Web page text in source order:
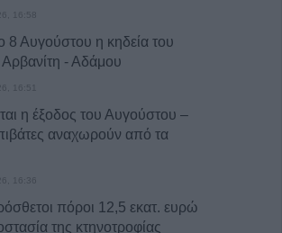
16:58
8 Αυγούστου η κηδεία του
- Αδάμου
16:51
η έξοδος του Αυγούστου –
αναχωρούν από τα
16:36
πόροι 12,5 εκατ. ευρώ
της κτηνοτροφίας